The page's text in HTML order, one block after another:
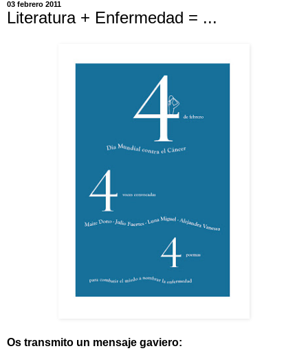
03 febrero 2011
Literatura + Enfermedad = ...
Os transmito un mensaje gaviero: